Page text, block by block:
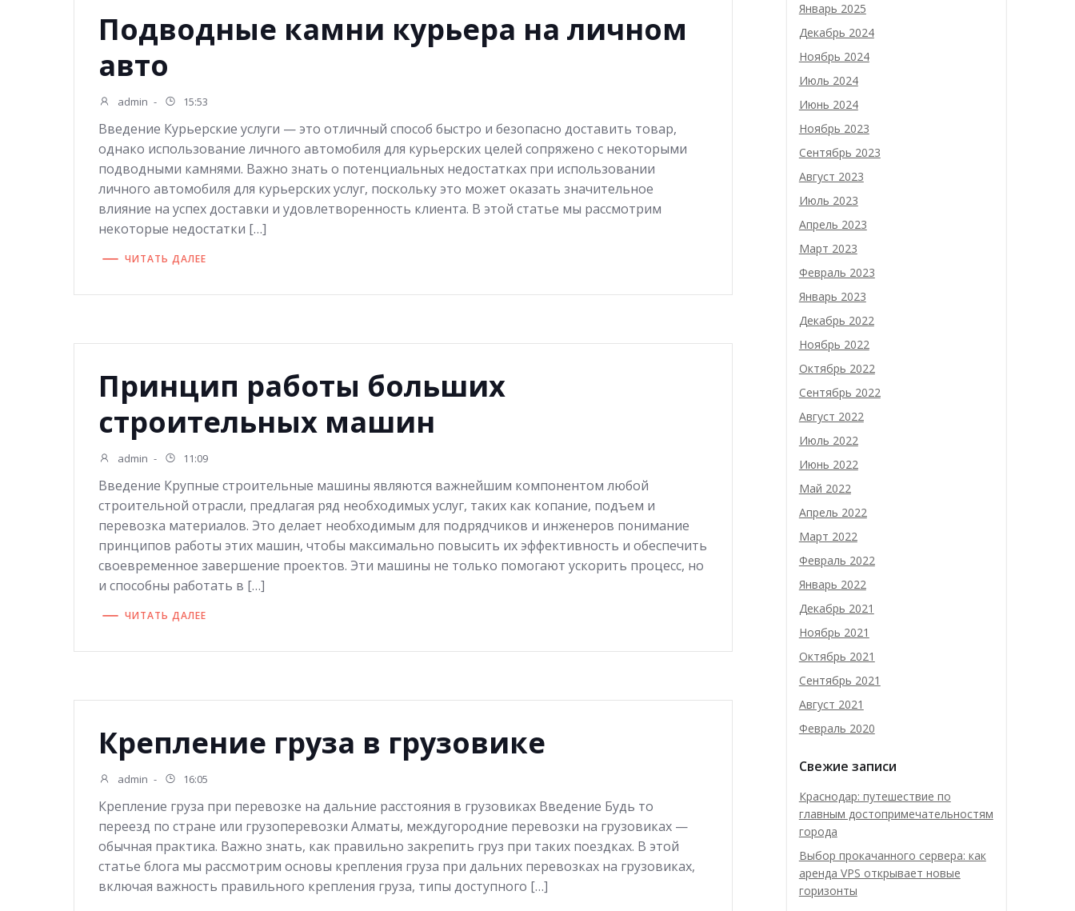
Подводные камни курьера на личном
авто
admin - 15:53
Введение Курьерские услуги — это отличный способ быстро и безопасно доставить товар,
однако использование личного автомобиля для курьерских целей сопряжено с некоторыми
подводными камнями. Важно знать о потенциальных недостатках при использовании
личного автомобиля для курьерских услуг, поскольку это может оказать значительное
влияние на успех доставки и удовлетворенность клиента. В этой статье мы рассмотрим
некоторые недостатки […]
ЧИТАТЬ ДАЛЕЕ
Принцип работы больших
строительных машин
admin - 11:09
Введение Крупные строительные машины являются важнейшим компонентом любой
строительной отрасли, предлагая ряд необходимых услуг, таких как копание, подъем и
перевозка материалов. Это делает необходимым для подрядчиков и инженеров понимание
принципов работы этих машин, чтобы максимально повысить их эффективность и обеспечить
своевременное завершение проектов. Эти машины не только помогают ускорить процесс, но
и способны работать в […]
ЧИТАТЬ ДАЛЕЕ
Крепление груза в грузовике
admin - 16:05
Крепление груза при перевозке на дальние расстояния в грузовиках Введение Будь то
переезд по стране или грузоперевозки Алматы, междугородние перевозки на грузовиках —
обычная практика. Важно знать, как правильно закрепить груз при таких поездках. В этой
статье блога мы рассмотрим основы крепления груза при дальних перевозках на грузовиках,
включая важность правильного крепления груза, типы доступного […]
Январь 2025
Декабрь 2024
Ноябрь 2024
Июль 2024
Июнь 2024
Ноябрь 2023
Сентябрь 2023
Август 2023
Июль 2023
Апрель 2023
Март 2023
Февраль 2023
Январь 2023
Декабрь 2022
Ноябрь 2022
Октябрь 2022
Сентябрь 2022
Август 2022
Июль 2022
Июнь 2022
Май 2022
Апрель 2022
Март 2022
Февраль 2022
Январь 2022
Декабрь 2021
Ноябрь 2021
Октябрь 2021
Сентябрь 2021
Август 2021
Февраль 2020
Свежие записи
Краснодар: путешествие по
главным достопримечательностям
города
Выбор прокачанного сервера: как
аренда VPS открывает новые
горизонты